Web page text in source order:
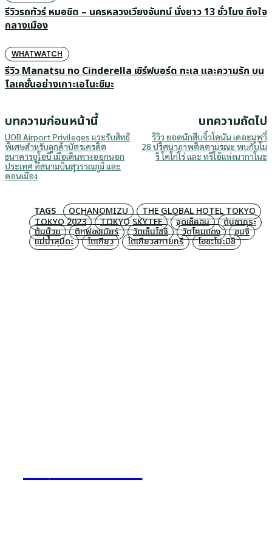
รีวิวรถทัวร์ หมอชิต – นครหลวงเวียงจันทน์ นั่งยาว 13 ชั่วโมง ถึงใจ
กลางเมือง
WHATWATCH
รีวิว Manatsu no Cinderella เซิร์ฟบอร์ด ทะเล และความรัก บน
โลเคชั่นอย่างเกาะเอโนะชิมะ
บทความก่อนหน้านี้
UOB Airport Privileges แวะรับสิทธิ
พิเศษสำหรับลูกค้าบัตรเครดิต
ธนาคารยูโอบี เมื่อเดินทางออกนอก
ประเทศ ที่สนามบินสุวรรณภูมิ และ
ดอนเมือง
บทความถัดไป
รีวิว ยอดนักสืบจิ๋วโคนัน เดอะมูฟวี่
28 ปริศนาภาพติดตามรณะ พบกับโม
ริ โคโก่โร่ และ ทรีโอ้แห่งนากาโนะ
TAGS OCHANOMIZU
THE GLOBAL HOTEL TOKYO
TOKYO 2023
TOKYO SKYTEE จุดเช็คอิน ต้นซากุระ
ต้นบ๊วย ตึกฟองเบียร์ วัดเซ็นโซจิ วัดโคมแดง อุนจิ
แม่น้ำสุมิดะ โตเกียว โตเกียวสกายทรี โอชะโนะมิซึ